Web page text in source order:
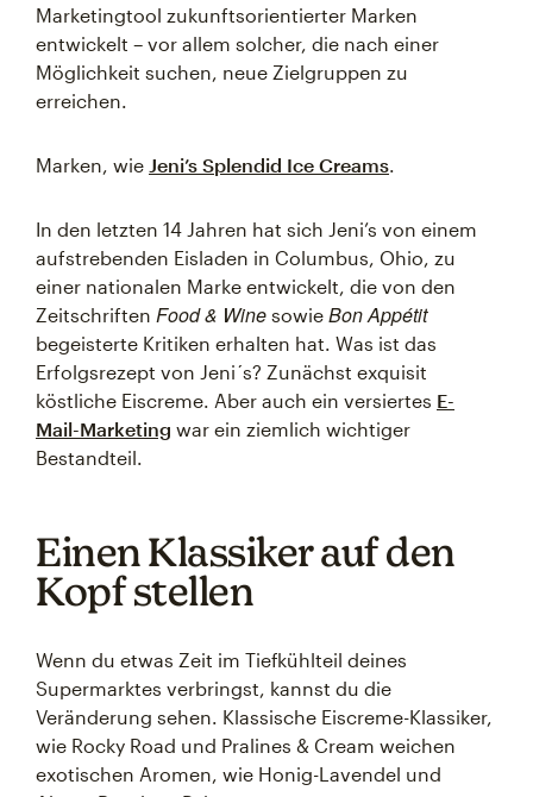
Marketingtool zukunftsorientierter Marken
entwickelt – vor allem solcher, die nach einer
Möglichkeit suchen, neue Zielgruppen zu
erreichen.
Marken, wie Jeni’s Splendid Ice Creams.
In den letzten 14 Jahren hat sich Jeni’s von einem
aufstrebenden Eisladen in Columbus, Ohio, zu
einer nationalen Marke entwickelt, die von den
Zeitschriften Food & Wine sowie Bon Appétit
begeisterte Kritiken erhalten hat. Was ist das
Erfolgsrezept von Jeni´s? Zunächst exquisit
köstliche Eiscreme. Aber auch ein versiertes E-
Mail-Marketing war ein ziemlich wichtiger
Bestandteil.
Einen Klassiker auf den
Kopf stellen
Wenn du etwas Zeit im Tiefkühlteil deines
Supermarktes verbringst, kannst du die
Veränderung sehen. Klassische Eiscreme-Klassiker,
wie Rocky Road und Pralines & Cream weichen
exotischen Aromen, wie Honig-Lavendel und